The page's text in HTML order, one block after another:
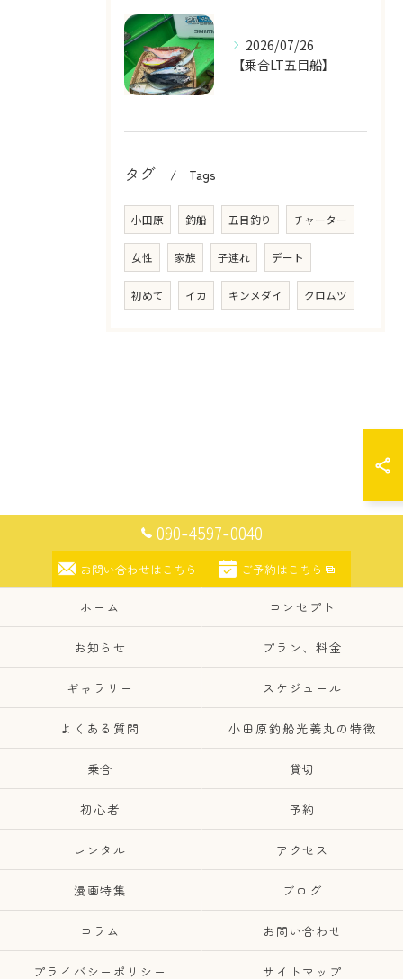
2026/07/26
【乗合LT五目船】
タグ Tags
小田原 釣船 五目釣り チャーター
女性 家族 子連れ デート
初めて イカ キンメダイ クロムツ
090-4597-0040
お問い合わせはこちら ご予約はこちら
ホーム コンセプト
お知らせ プラン、料金
ギャラリー スケジュール
よくある質問 小田原釣船光義丸の特徴
乗合 貸切
初心者 予約
レンタル アクセス
漫画特集 ブログ
コラム お問い合わせ
プライバシーポリシー サイトマップ